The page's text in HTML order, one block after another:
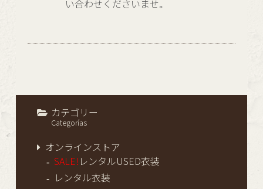
カテゴリー
Categorías
オンラインストア
SALE! レンタルUSED衣装
レンタル衣装
い合わせくださいませ。